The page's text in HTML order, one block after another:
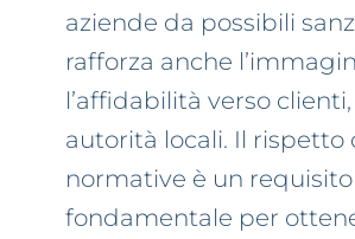
aziende da possibili
rafforza anche
l’affidabilità verso
autorità locali. Il rispetto
normative è un requisito
fondamentale per